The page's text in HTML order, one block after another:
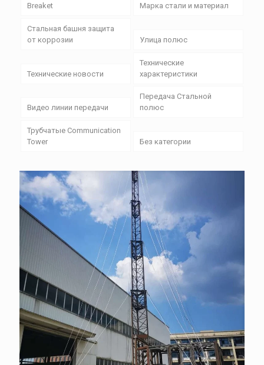
Breaket
Марка стали и материал
Стальная башня защита
от коррозии
Улица полюс
Технические новости
Технические
характеристики
Видео линии передачи
Передача Стальной
полюс
Трубчатые Communication
Tower
Без категории